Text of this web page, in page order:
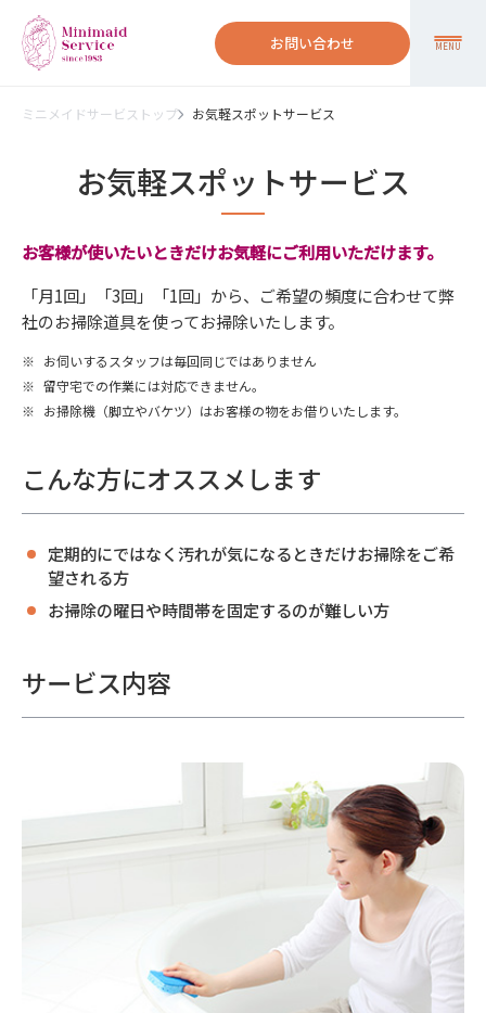
お問い合わせ MENU
ミニメイドサービストップ お気軽スポットサービス
お気軽スポットサービス
お客様が使いたいときだけお気軽にご利用いただけます。
「月1回」「3回」「1回」から、ご希望の頻度に合わせて弊
社のお掃除道具を使ってお掃除いたします。
※ お伺いするスタッフは毎回同じではありません
※ 留守宅での作業には対応できません。
※ お掃除機（脚立やバケツ）はお客様の物をお借りいたします。
こんな方にオススメします
定期的にではなく汚れが気になるときだけお掃除をご希
望される方
お掃除の曜日や時間帯を固定するのが難しい方
サービス内容